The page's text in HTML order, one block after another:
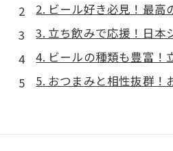
2. ビール好き必見！最高
3. 立ち飲みで応援！日本
4. ビールの種類も豊富！
5. おつまみと相性抜群！